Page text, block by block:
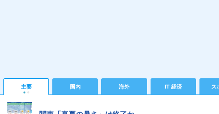
主要 国内 海外 IT 経済 ス